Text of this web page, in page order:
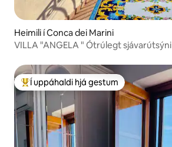
Heimili í Conca dei Marini
VILLA "ANGELA " Ótrúlegt sjávarútsýni
Í mestu uppáhaldi hjá gestum
Í uppáhaldi hjá gestum